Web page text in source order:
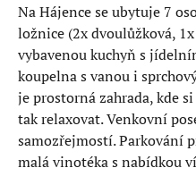
Na Hájence se ubytuje 7
ložnice (2x dvoulůžková,
vybavenou kuchyň s
koupelna s vanou i
je prostorná zahrada, kde
tak relaxovat. Venkovní
samozřejmostí. Parkování
malá vinotéka s nabídkou